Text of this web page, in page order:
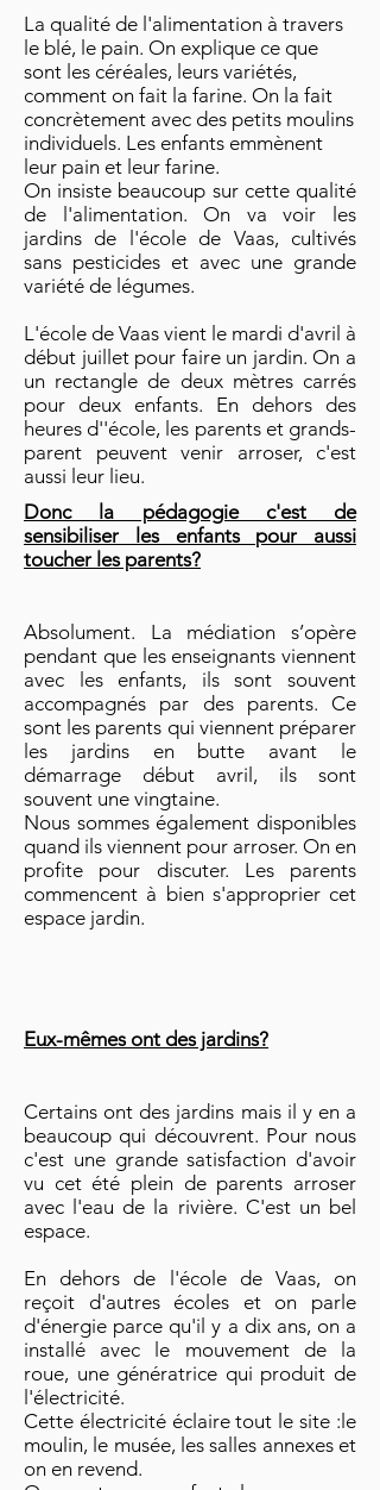
La qualité de l'alimentation à travers
le blé, le pain. On explique ce que
sont les céréales, leurs variétés,
comment on fait la farine. On la fait
concrètement avec des petits moulins
individuels. Les enfants emmènent
leur pain et leur farine.
On insiste beaucoup sur cette qualité
de l'alimentation. On va voir les
jardins de l'école de Vaas, cultivés
sans pesticides et avec une grande
variété de légumes.
L'école de Vaas vient le mardi d'avril à
début juillet pour faire un jardin. On a
un rectangle de deux mètres carrés
pour deux enfants. En dehors des
heures d''école, les parents et grands-
parent peuvent venir arroser, c'est
aussi leur lieu.
Donc la pédagogie c'est de
sensibiliser les enfants pour aussi
toucher les parents?
Absolument. La médiation s’opère
pendant que les enseignants viennent
avec les enfants, ils sont souvent
accompagnés par des parents. Ce
sont les parents qui viennent préparer
les jardins en butte avant le
démarrage début avril, ils sont
souvent une vingtaine.
Nous sommes également disponibles
quand ils viennent pour arroser. On en
profite pour discuter. Les parents
commencent à bien s'approprier cet
espace jardin.
Eux-mêmes ont des jardins?
Certains ont des jardins mais il y en a
beaucoup qui découvrent. Pour nous
c'est une grande satisfaction d'avoir
vu cet été plein de parents arroser
avec l'eau de la rivière. C'est un bel
espace.
En dehors de l'école de Vaas, on
reçoit d'autres écoles et on parle
d'énergie parce qu'il y a dix ans, on a
installé avec le mouvement de la
roue, une génératrice qui produit de
l'électricité.
Cette électricité éclaire tout le site :le
moulin, le musée, les salles annexes et
on en revend.